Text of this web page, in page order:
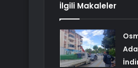
İlgili Makaleler